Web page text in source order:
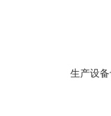
生产设备也